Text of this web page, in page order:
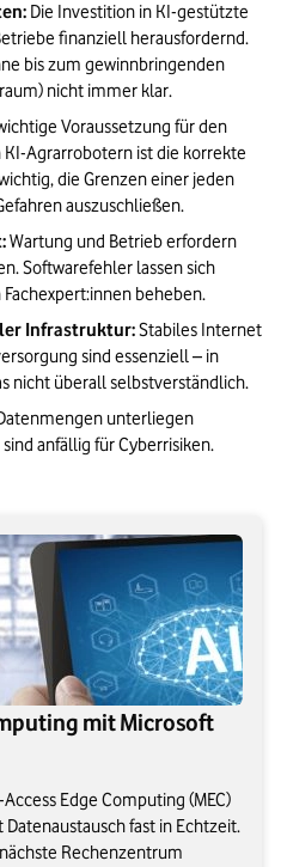
Die Investition in KI-gestützte
finanziell herausfordernd.
bis zum gewinnbringenden
nicht immer klar.
Voraussetzung für den
Agrarrobotern ist die korrekte
die Grenzen einer jeden
auszuschließen.
Wartung und Betrieb erfordern
Softwarefehler lassen sich
beheben.
Infrastruktur: Stabiles Internet
sind essenziell – in
nicht überall selbstverständlich.
unterliegen
anfällig für Cyberrisiken.
mit Microsoft
Edge Computing (MEC)
Datenaustausch fast in Echtzeit.
Rechenzentrum